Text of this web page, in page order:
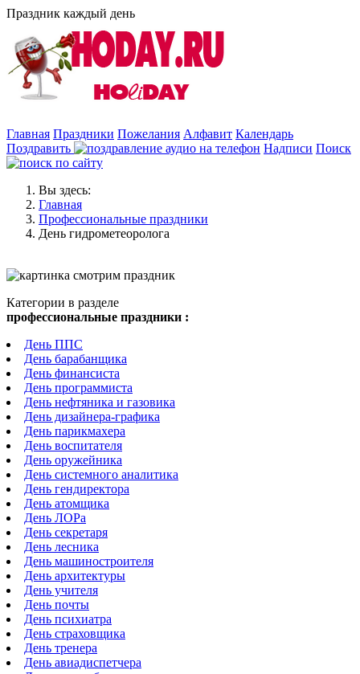
Праздник каждый день
Главная Праздники Пожелания Алфавит Календарь
Поздравить
Надписи Поиск
Вы здесь:
Главная
Профессиональные праздники
День гидрометеоролога
Категории в разделе
профессиональные праздники :
День ППС
День барабанщика
День финансиста
День программиста
День нефтяника и газовика
День дизайнера-графика
День парикмахера
День воспитателя
День оружейника
День системного аналитика
День гендиректора
День атомщика
День ЛОРа
День секретаря
День лесника
День машиностроителя
День архитектуры
День учителя
День почты
День психиатра
День страховщика
День тренера
День авиадиспетчера